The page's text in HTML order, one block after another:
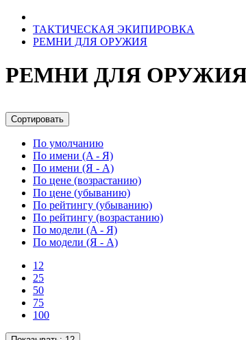
ТАКТИЧЕСКАЯ ЭКИПИРОВКА
РЕМНИ ДЛЯ ОРУЖИЯ
РЕМНИ ДЛЯ
Сортировать
По умолчанию
По имени (A - Я)
По имени (Я - A)
По цене (возрастанию)
По цене (убыванию)
По рейтингу (убыванию)
По рейтингу (возрастанию)
По модели (A - Я)
По модели (Я - A)
12
25
50
75
100